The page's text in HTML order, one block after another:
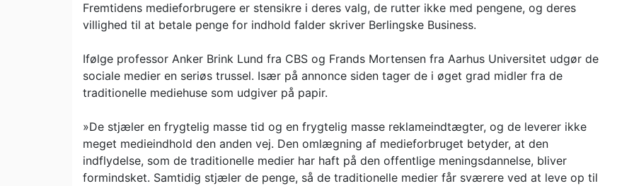
Fremtidens medieforbrugere er stensikre i deres valg, de rutter ikke med pengene, og deres
villighed til at betale penge for indhold falder skriver Berlingske Business.
Ifølge professor Anker Brink Lund fra CBS og Frands Mortensen fra Aarhus Universitet udgør de
sociale medier en seriøs trussel. Især på annonce siden tager de i øget grad midler fra de
traditionelle mediehuse som udgiver på papir.
»De stjæler en frygtelig masse tid og en frygtelig masse reklameindtægter, og de leverer ikke
meget medieindhold den anden vej. Den omlægning af medieforbruget betyder, at den
indflydelse, som de traditionelle medier har haft på den offentlige meningsdannelse, bliver
formindsket. Samtidig stjæler de penge, så de traditionelle medier får sværere ved at leve op til